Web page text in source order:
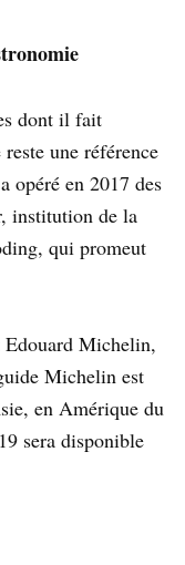
dont il fait
une référence
opéré en 2017 des
institution de la
qui promeut
Edouard Michelin,
Michelin est
en Amérique du
sera disponible